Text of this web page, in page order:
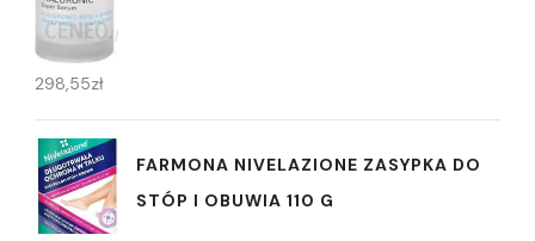
298,55zł
FARMONA NIVELAZIONE ZASYPKA DO
STÓP I OBUWIA 110 G